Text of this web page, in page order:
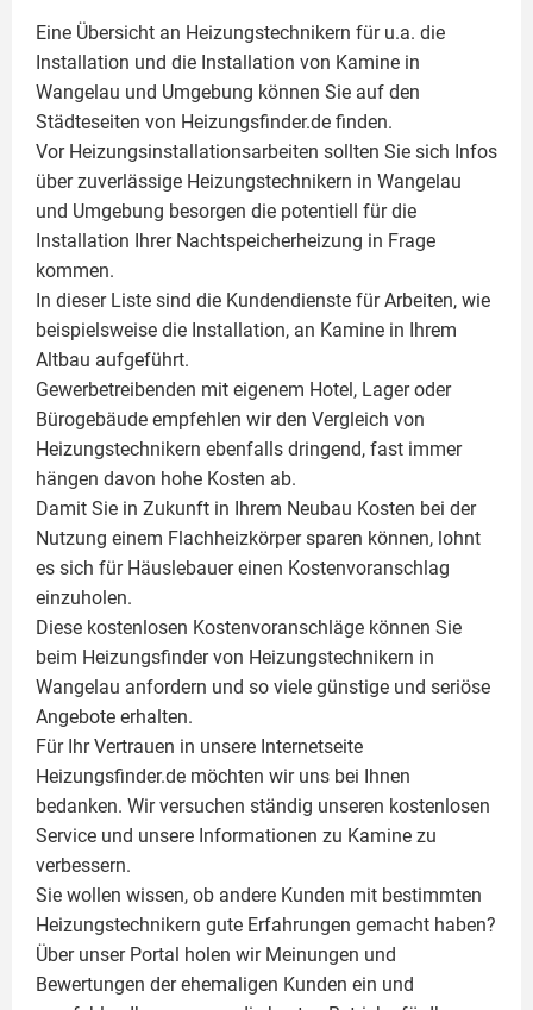
Eine Übersicht an Heizungstechnikern für u.a. die
Installation und die Installation von Kamine in
Wangelau und Umgebung können Sie auf den
Städteseiten von Heizungsfinder.de finden.
Vor Heizungsinstallationsarbeiten sollten Sie sich Infos
über zuverlässige Heizungstechnikern in Wangelau
und Umgebung besorgen die potentiell für die
Installation Ihrer Nachtspeicherheizung in Frage
kommen.
In dieser Liste sind die Kundendienste für Arbeiten, wie
beispielsweise die Installation, an Kamine in Ihrem
Altbau aufgeführt.
Gewerbetreibenden mit eigenem Hotel, Lager oder
Bürogebäude empfehlen wir den Vergleich von
Heizungstechnikern ebenfalls dringend, fast immer
hängen davon hohe Kosten ab.
Damit Sie in Zukunft in Ihrem Neubau Kosten bei der
Nutzung einem Flachheizkörpersparen können, lohnt
es sich für Häuslebauer einen Kostenvoranschlag
einzuholen.
Diese kostenlosen Kostenvoranschläge können Sie
beim Heizungsfinder von Heizungstechnikern in
Wangelau anfordern und so viele günstige und seriöse
Angebote erhalten.
Für Ihr Vertrauen in unsere Internetseite
Heizungsfinder.de möchten wir uns bei Ihnen
bedanken. Wir versuchen ständig unseren kostenlosen
Service und unsere Informationen zu Kamine zu
verbessern.
Sie wollen wissen, ob andere Kunden mit bestimmten
Heizungstechnikern gute Erfahrungen gemacht haben?
Über unser Portal holen wir Meinungen und
Bewertungen der ehemaligen Kunden ein und